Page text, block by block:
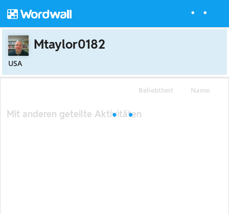
Mtaylor0182
USA
Beliebtheit Name
Mit anderen geteilte Aktivitäten